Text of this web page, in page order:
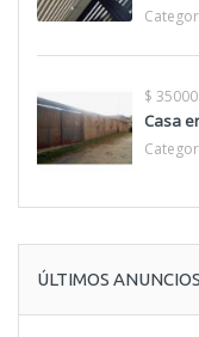
$ 35000
Casa
ÚLTIMOS ANUNCIOS